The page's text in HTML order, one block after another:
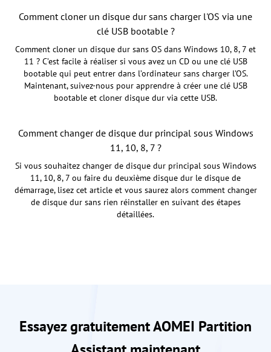
Comment cloner un disque dur sans charger l'OS via une
clé USB bootable ?
Comment cloner un disque dur sans OS dans Windows 10, 8, 7 et
11 ? C’est facile à réaliser si vous avez un CD ou une clé USB
bootable qui peut entrer dans l’ordinateur sans charger l’OS.
Maintenant, suivez-nous pour apprendre à créer une clé USB
bootable et cloner disque dur via cette USB.
Comment changer de disque dur principal sous Windows
11, 10, 8, 7 ?
Si vous souhaitez changer de disque dur principal sous Windows
11, 10, 8, 7 ou faire du deuxième disque dur le disque de
démarrage, lisez cet article et vous saurez alors comment changer
de disque dur sans rien réinstaller en suivant des étapes
détaillées.
Essayez gratuitement AOMEI Partition